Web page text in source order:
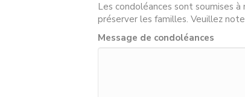
Les condoléances sont soumises
préserver les familles. Veuillez
Message de condoléances